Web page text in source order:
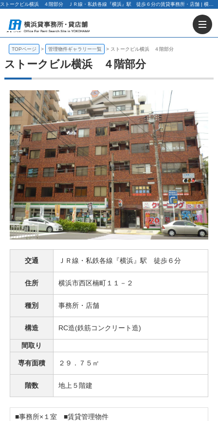
TOPページ 管理物件ギャラリー一覧 ストークビル横浜 ４階部分
ストークビル横浜 ４階部分
交通 ＪＲ線・私鉄各線『横浜』駅 徒歩６分
住所 横浜市西区楠町１１－２
種別 事務所・店舗
構造 RC造(鉄筋コンクリート造)
間取り
専有面積 ２９．７５㎡
階数 地上５階建
■事務所×１室 ■賃貸管理物件